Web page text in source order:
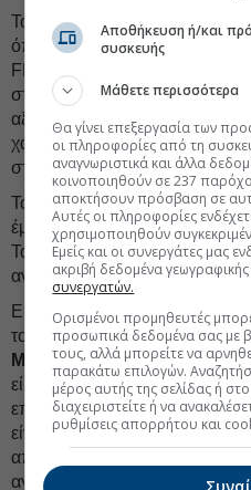
Το Bitcoin αποτελεί από μόνο
όπως και ο χρυσός, καθώς
FED. Κανείς δεν χρειάζεται να
στοιχεία για να δώσει στο
αξία. Δεν χρειάζεται να έχει
χαρτοφυλάκιο άλλων
στοιχείων, ξένα προς αυτό,
Το Libra στην ακρόαση της
έμοιαζε μεσάκο του μποξ.
Τα πράγματα ίσως αλλάξουν
αντιμετωπίζεται με καχυποψία.
Είναι εντυπωσιακό το ότι
το Bitcoin, όταν το
McCarthy, ο οποίος είπε:
είμαι ο πελάτης, είμαι το
επειδή πωλούν τα δεδομένα
είναι Bitcoin, δεν είναι
αποκέντρωση επειδή με
αγορά». Με άλλα λόγια θα
Αποθήκευση ή/και
συσκευής
Μάθετε περισσότερα
Θα γίνει επεξεργασία των
οι πληροφορίες από τη
αναγνωριστικά και άλλα
κοινοποιηθούν σε 237
αποκτήσουν πρόσβαση σε
Αυτές οι πληροφορίες
χρησιμοποιηθούν
Εμείς και οι συνεργάτες μας
ακριβή δεδομένα
συνεργατών.
Ορισμένοι προμηθευτές
προσωπικά δεδομένα σας με
τους, αλλά μπορείτε να
παρακάτω επιλογών.
μέρος αυτής της σελίδας ή
διαχειριστείτε ή να
ρυθμίσεις απορρήτου και